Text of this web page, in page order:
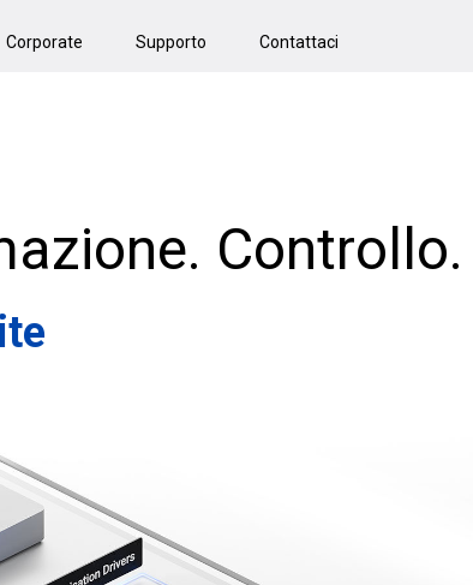
Corporate Supporto Contattaci
Controllo.